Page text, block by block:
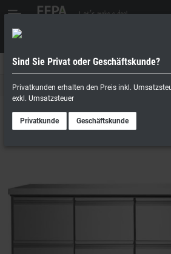
Geschäftskunde
Kühltische
Sind Sie Privat oder Geschäftskunde?
Privatkunden erhalten den Preis inkl.
exkl. Umsatzsteuer
Privatkunde Geschäftskunde